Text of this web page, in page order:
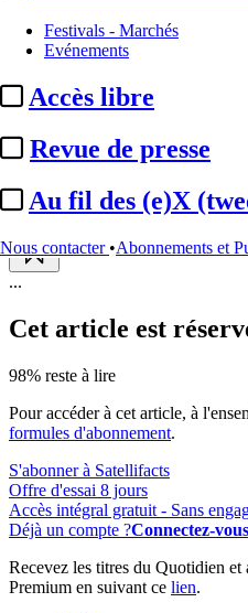
Festivals - Marchés
Evénements
Accès libre
Revue de presse
Au fil des (e)X
Nous contacter •Abonnements et
Biographie :
Pinard-Legry
Actualité n° 181689|Publié le 20
...
Cet article est
98% reste à lire
Pour accéder à cet article, à
formules d'abonnement.
S'abonner à Satellifacts
Offre d'essai 8 jours
Accès intégral gratuit - Sans
Déjà un compte ?Connectez-vous
Recevez les titres du Quotidien et
Premium en suivant ce lien.